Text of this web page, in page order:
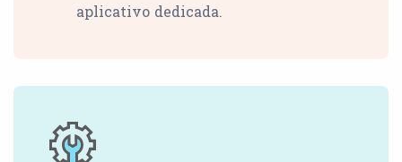
aplicativo dedicada.